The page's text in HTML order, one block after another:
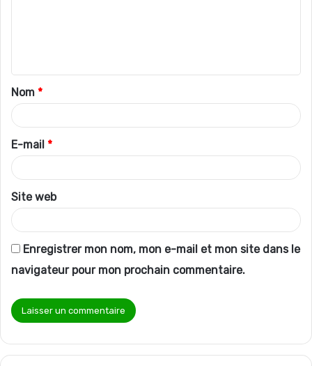
t
a
i
r
e
*
Nom *
E-mail *
Site web
Enregistrer mon nom, mon e-mail et mon site dans le
navigateur pour mon prochain commentaire.